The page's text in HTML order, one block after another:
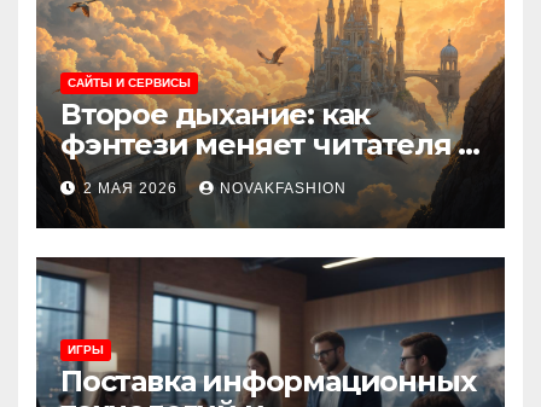
САЙТЫ И СЕРВИСЫ
Второе дыхание: как
фэнтези меняет читателя и
культуру
2 МАЯ 2026 NOVAKFASHION
ИГРЫ
Поставка информационных